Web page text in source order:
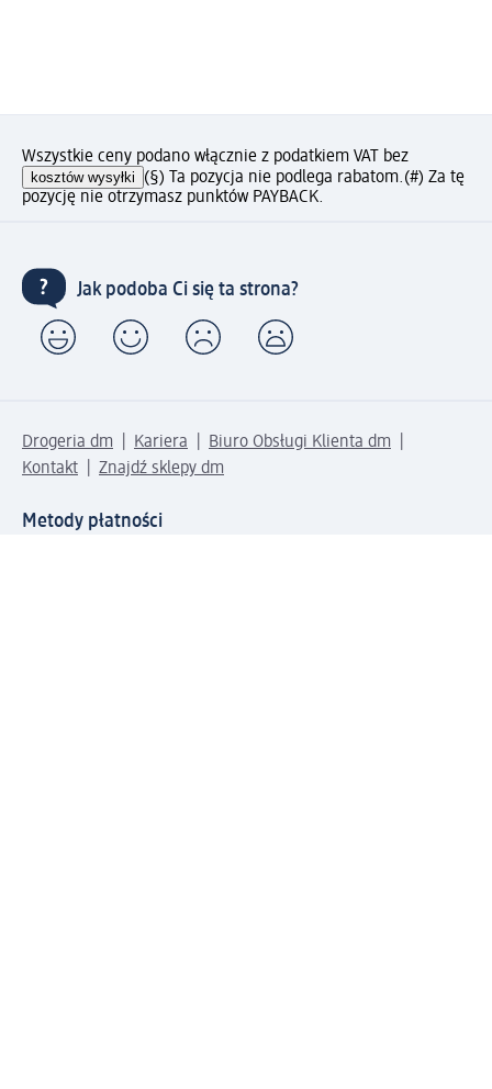
Wszystkie ceny podano włącznie z podatkiem VAT bez
kosztów wysyłki (§) Ta pozycja nie podlega rabatom.(#) Za tę
pozycję nie otrzymasz punktów PAYBACK.
Jak podoba Ci się ta strona?
Drogeria dm Kariera
Biuro Obsługi Klienta dm
Kontakt
Znajdź sklepy dm
Metody płatności